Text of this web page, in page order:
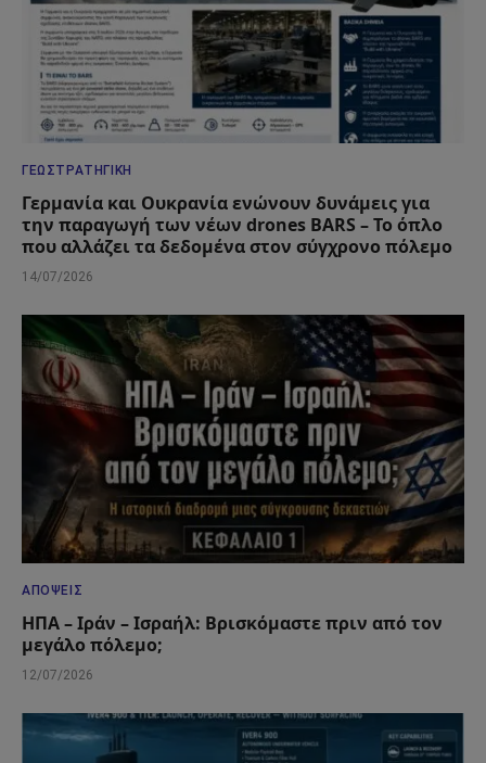
ΓΕΩΣΤΡΑΤΗΓΙΚΉ
Γερμανία και Ουκρανία ενώνουν δυνάμεις για
την παραγωγή των νέων drones BARS – Το όπλο
που αλλάζει τα δεδομένα στον σύγχρονο πόλεμο
14/07/2026
ΑΠΌΨΕΙΣ
ΗΠΑ – Ιράν – Ισραήλ: Βρισκόμαστε πριν από τον
μεγάλο πόλεμο;
12/07/2026